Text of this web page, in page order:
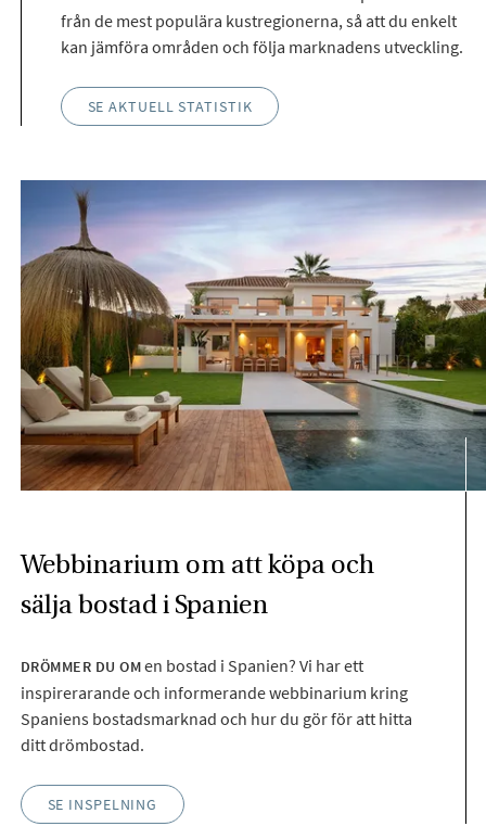
från de mest populära kustregionerna, så att du enkelt
kan jämföra områden och följa marknadens utveckling.
SE AKTUELL STATISTIK
Webbinarium om att köpa och
sälja bostad i Spanien
DRÖMMER DU OMen bostad i Spanien? Vi har ett
inspirerarande och informerande webbinarium kring
Spaniens bostadsmarknad och hur du gör för att hitta
ditt drömbostad.
SE INSPELNING